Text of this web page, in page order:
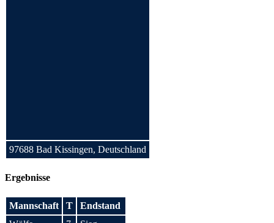
97688 Bad Kissingen, Deutschland
Ergebnisse
Mannschaft T
Endstand